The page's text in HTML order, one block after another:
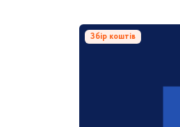
Збір коштів